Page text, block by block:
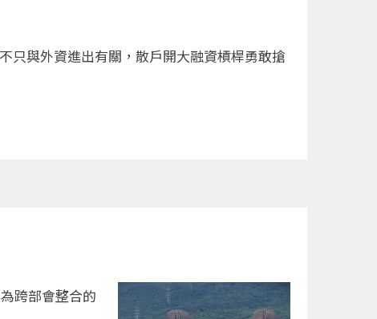
只與外資進出有關，散戶開大融資槓桿勇敢搶
跨部會整合的